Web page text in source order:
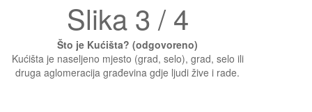
Slika 3 / 4
Što je Kućišta? (odgovoreno)
Kućišta je naseljeno mjesto (grad, selo), grad, selo ili
druga aglomeracija građevina gdje ljudi žive i rade.